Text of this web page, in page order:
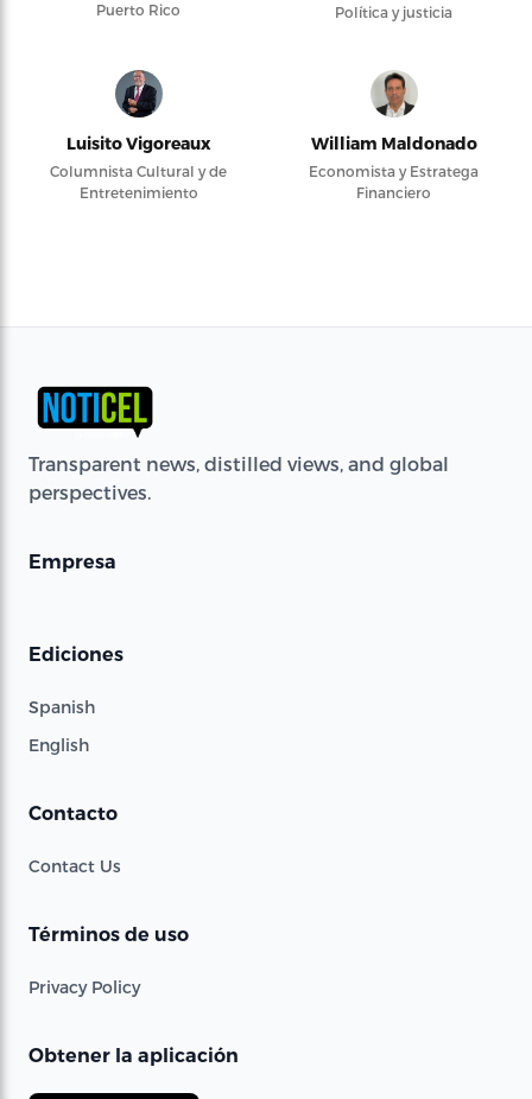
Puerto Rico
Política y justicia
Luisito Vigoreaux
Columnista Cultural y de
Entretenimiento
William Maldonado
Economista y Estratega
Financiero
Transparent news, distilled views, and global
perspectives.
Empresa
Ediciones
Spanish
English
Contacto
Contact Us
Términos de uso
Privacy Policy
Obtener la aplicación